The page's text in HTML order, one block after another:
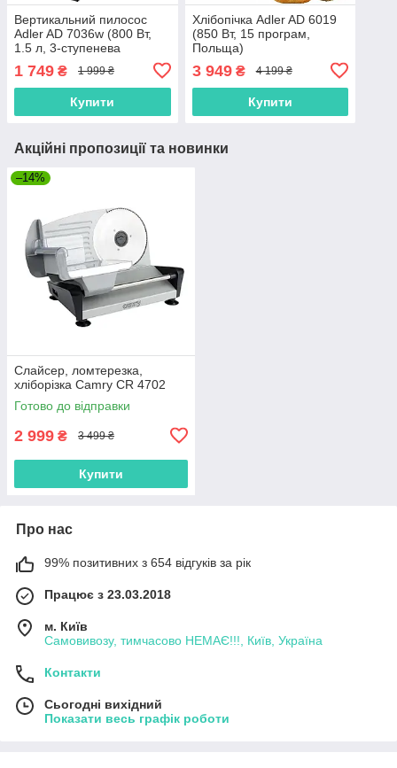
Вертикальний пилосос
Adler AD 7036w (800 Вт,
1.5 л, 3-ступенева
1 749 ₴ 1 999 ₴
Купити
Хлібопічка Adler AD 6019
(850 Вт, 15 програм,
Польща)
3 949₴ 4 199 ₴
Купити
Акційні пропозиції та новинки
–14%
Слайсер, ломтерезка,
хліборізка Camry CR 4702
Готово до відправки
2 999 ₴ 3 499 ₴
Купити
Про нас
99% позитивних з 654 відгуків за рік
Працює з 23.03.2018
м. Київ
Самовивозу, тимчасово НЕМАЄ!!!, Київ, Україна
Контакти
Сьогодні вихідний
Показати весь графік роботи